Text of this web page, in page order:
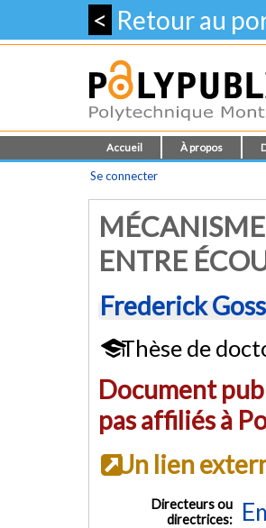
< Retour au
Accueil À propos
Se connecter
ENTRE
Frederick
Thèse de
Document
pas affiliés à
Un lien
Directeurs ou
directrices: